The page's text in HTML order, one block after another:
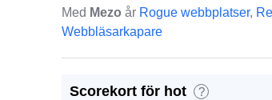
Med Mezo år Rogue webbplatser,
Webbläsarkapare
Scorekort för hot ?